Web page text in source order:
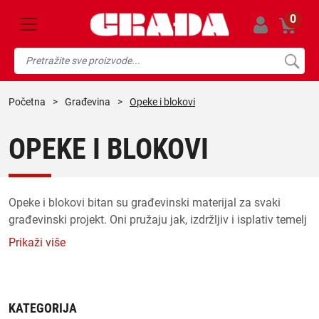
0
početna > građevina > Opeke i blokovi
OPEKE I BLOKOVI
Opeke i blokovi bitan su građevinski materijal za svaki
građevinski projekt. Oni pružaju jak, izdržljiv i isplativ temelj
za svaku strukturu. Kada je u pitanju gradnja, cigle i blokovi
Prikaži više
KATEGORIJA